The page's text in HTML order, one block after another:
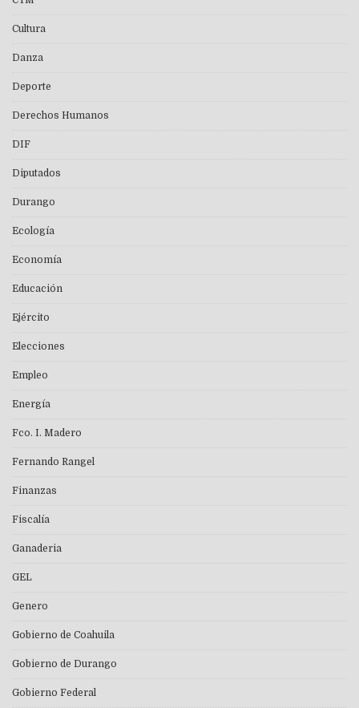
Cultura
Danza
Deporte
Derechos Humanos
DIF
Diputados
Durango
Ecología
Economía
Educación
Ejército
Elecciones
Empleo
Energía
Fco. I. Madero
Fernando Rangel
Finanzas
Fiscalía
Ganaderia
GEL
Genero
Gobierno de Coahuila
Gobierno de Durango
Gobierno Federal